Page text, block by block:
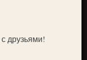
друзьями!